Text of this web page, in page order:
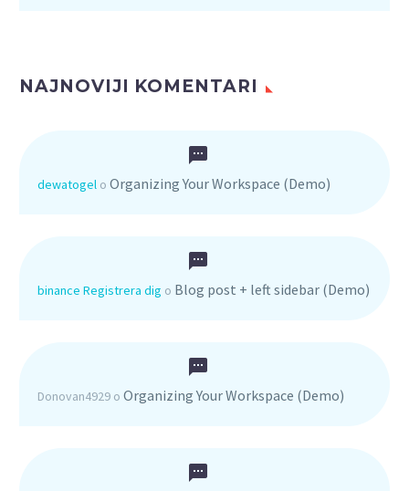
NAJNOVIJI KOMENTARI
dewatogel o Organizing Your Workspace (Demo)
binance Registrera dig o Blog post + left sidebar (Demo)
Donovan4929 o Organizing Your Workspace (Demo)